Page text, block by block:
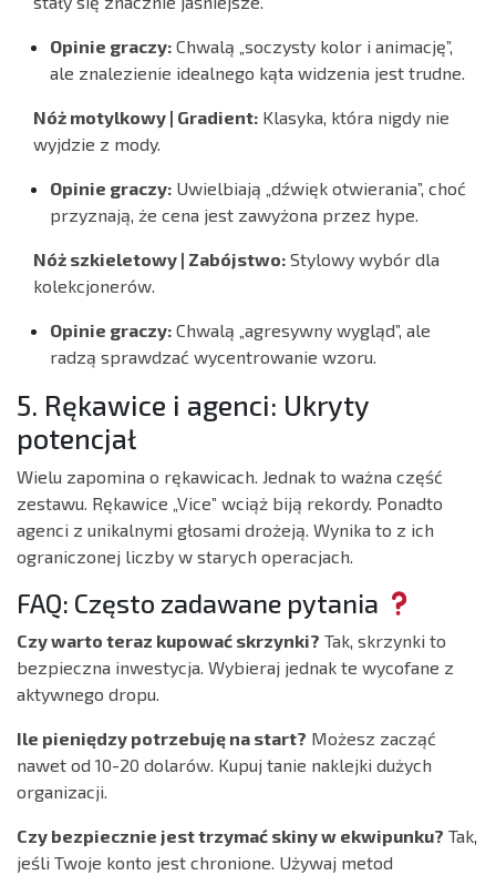
Opinie graczy: Chwalą „soczysty kolor i animację”,
ale znalezienie idealnego kąta widzenia jest trudne.
Nóż motylkowy | Gradient: Klasyka, która nigdy nie
wyjdzie z mody.
Opinie graczy: Uwielbiają „dźwięk otwierania”, choć
przyznają, że cena jest zawyżona przez hype.
Nóż szkieletowy | Zabójstwo: Stylowy wybór dla
kolekcjonerów.
Opinie graczy: Chwalą „agresywny wygląd”, ale
radzą sprawdzać wycentrowanie wzoru.
5. Rękawice i agenci: Ukryty
potencjał
Wielu zapomina o rękawicach. Jednak to ważna część
zestawu. Rękawice „Vice” wciąż biją rekordy. Ponadto
agenci z unikalnymi głosami drożeją. Wynika to z ich
ograniczonej liczby w starych operacjach.
FAQ: Często zadawane pytania
Czy warto teraz kupować skrzynki? Tak, skrzynki to
bezpieczna inwestycja. Wybieraj jednak te wycofane z
aktywnego dropu.
Ile pieniędzy potrzebuję na start? Możesz zacząć
nawet od 10-20 dolarów. Kupuj tanie naklejki dużych
organizacji.
Czy bezpiecznie jest trzymać skiny w ekwipunku? Tak,
jeśli Twoje konto jest chronione. Używaj metod